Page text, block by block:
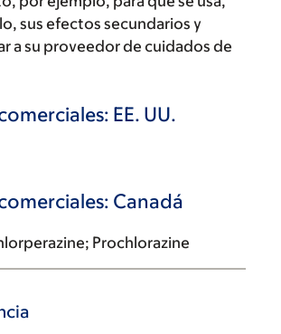
sus efectos secundarios y
a su proveedor de cuidados de
EE. UU.
Canadá
Prochlorazine